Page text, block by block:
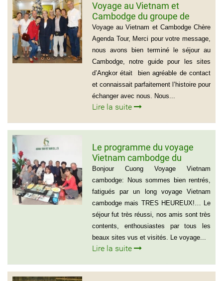
Voyage au Vietnam et
Cambodge du groupe de
madame Josette et Michel
GUILLON ( 6 personnes) 37
jours
Voyage au Vietnam et Cambodge Chère
Agenda Tour, Merci pour votre message,
nous avons bien terminé le séjour au
Cambodge, notre guide pour les sites
d’Angkor était bien agréable de contact
et connaissait parfaitement l’histoire pour
échanger avec nous. Nous...
Lire la suite
Le programme du voyage
Vietnam cambodge du
groupe de madame Anna
BOVO
Bonjour Cuong Voyage Vietnam
cambodge: Nous sommes bien rentrés,
fatigués par un long voyage Vietnam
cambodge mais TRES HEUREUX!… Le
séjour fut très réussi, nos amis sont très
contents, enthousiastes par tous les
beaux sites vus et visités. Le voyage...
Lire la suite